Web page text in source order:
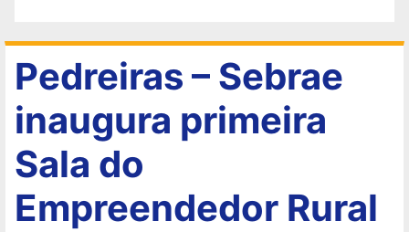
Pedreiras – Sebrae
inaugura primeira
Sala do
Empreendedor Rural